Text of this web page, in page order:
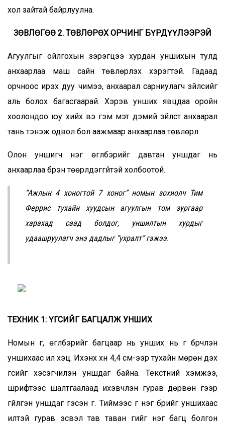
хол зайтай байрлуулна.
ЗӨВЛӨГӨӨ 2. ТӨВЛӨРӨХ ОРЧИНГ БҮРДҮҮЛЭЭРЭЙ
Агуулгыг ойлгохын зэрэгцээ хурдан уншихын тулд
анхаарлаа маш сайн төвлөрүүлэх хэрэгтэй. Гадаад
орчноос ирэх дуу чимээ, анхаарал сарниулагч зүйлсийг
аль болох багасгаарай. Хэрэв унших явцдаа оройн
хоолондоо юу хийх вэ гэм мэт дэмий зүйлст анхаарал
тань тэнэж одвол бол аажмаар анхаарлаа төвлөрүүл.
Олон уншигч нэг өгүүлбэрийг давтан уншдаг нь
анхаарлаа бүрэн төөрүүлдэггүйтэй холбоотой.
“Ажлын 4 хоногтой 7 хоног” номын зохиолч Тим
Феррис тухайн хуудсын агуулгын том зургаар
харахад саад болдог, уншилтын хурдыг
удаашруулагч энэ дадлыг “ухралт” гэжээ.
ТЕХНИК 1: ҮГСИЙГ БАГЦАЛЖ УНШИХ
Номын үг, өгүүлбэрийг багцаар нь унших нь үг бүрчлэн
уншихаас илүү хэцүү. Ихэнх хүн 4,4 см-ээр тухайн мөрөн дэх
үгсийг хэсэгчилэн уншдаг байна. Текстний хэмжээ,
шрифтээс шалтгаалаад ихэвчлэн гурав дөрвөн үгээр
гүйлгэн уншдаг гэсэн үг. Тиймээс үг нэг бүрийг уншихаас
илүүтэй гурав эсвэл тав таван үгийг нэг багц болгон